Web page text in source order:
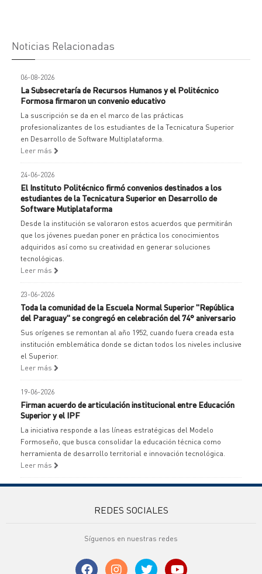
Noticias Relacionadas
06-08-2026
La Subsecretaría de Recursos Humanos y el Politécnico
Formosa firmaron un convenio educativo
La suscripción se da en el marco de las prácticas
profesionalizantes de los estudiantes de la Tecnicatura Superior
en Desarrollo de Software Multiplataforma.
Leer más
24-06-2026
El Instituto Politécnico firmó convenios destinados a los
estudiantes de la Tecnicatura Superior en Desarrollo de
Software Mutiplataforma
Desde la institución se valoraron estos acuerdos que permitirán
que los jóvenes puedan poner en práctica los conocimientos
adquiridos así como su creatividad en generar soluciones
tecnológicas.
Leer más
23-06-2026
Toda la comunidad de la Escuela Normal Superior "República
del Paraguay" se congregó en celebración del 74° aniversario
Sus orígenes se remontan al año 1952, cuando fuera creada esta
institución emblemática donde se dictan todos los niveles inclusive
el Superior.
Leer más
19-06-2026
Firman acuerdo de articulación institucional entre Educación
Superior y el IPF
La iniciativa responde a las líneas estratégicas del Modelo
Formoseño, que busca consolidar la educación técnica como
herramienta de desarrollo territorial e innovación tecnológica.
Leer más
REDES SOCIALES
Síguenos en nuestras redes